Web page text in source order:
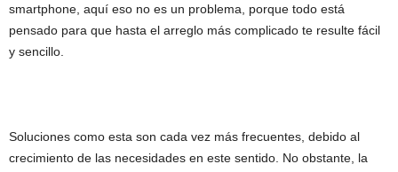
smartphone, aquí eso no es un problema, porque todo está
pensado para que hasta el arreglo más complicado te resulte fácil
y sencillo.
Soluciones como esta son cada vez más frecuentes, debido al
crecimiento de las necesidades en este sentido. No obstante, la